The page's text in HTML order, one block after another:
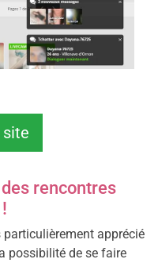
site
rencontres
particulièrement apprécié
possibilité de se faire